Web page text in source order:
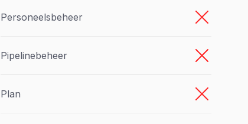
Personeelsbeheer
Pipelinebeheer
Plan